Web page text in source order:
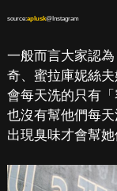
source:aplusk@Instagram
一般而言大家認
奇、蜜拉庫妮絲
會每天洗的只有
也沒有幫他們每
出現臭味才會幫